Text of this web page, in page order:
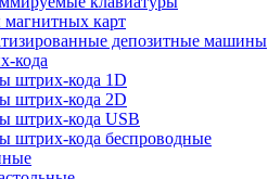
карт
депозитные машины
кода
штрих-кода 1D
штрих-кода 2D
штрих-кода USB
штрих-кода беспроводные